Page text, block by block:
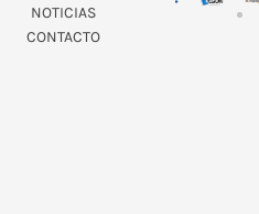
NOTICIAS
CONTACTO